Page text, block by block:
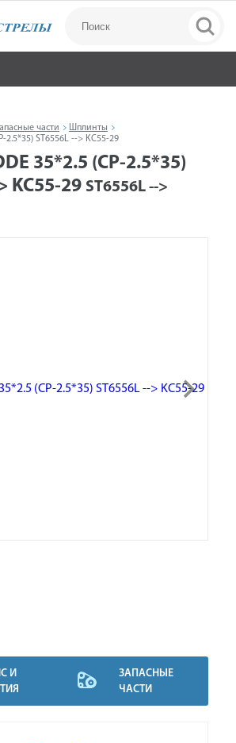
части
Шплинты
2.5*35) ST6556L --> KC55-29
35*2.5 (CP-2.5*35)
KC55-29 ST6556L -->
И
ЗАПАСНЫЕ
ЧАСТИ